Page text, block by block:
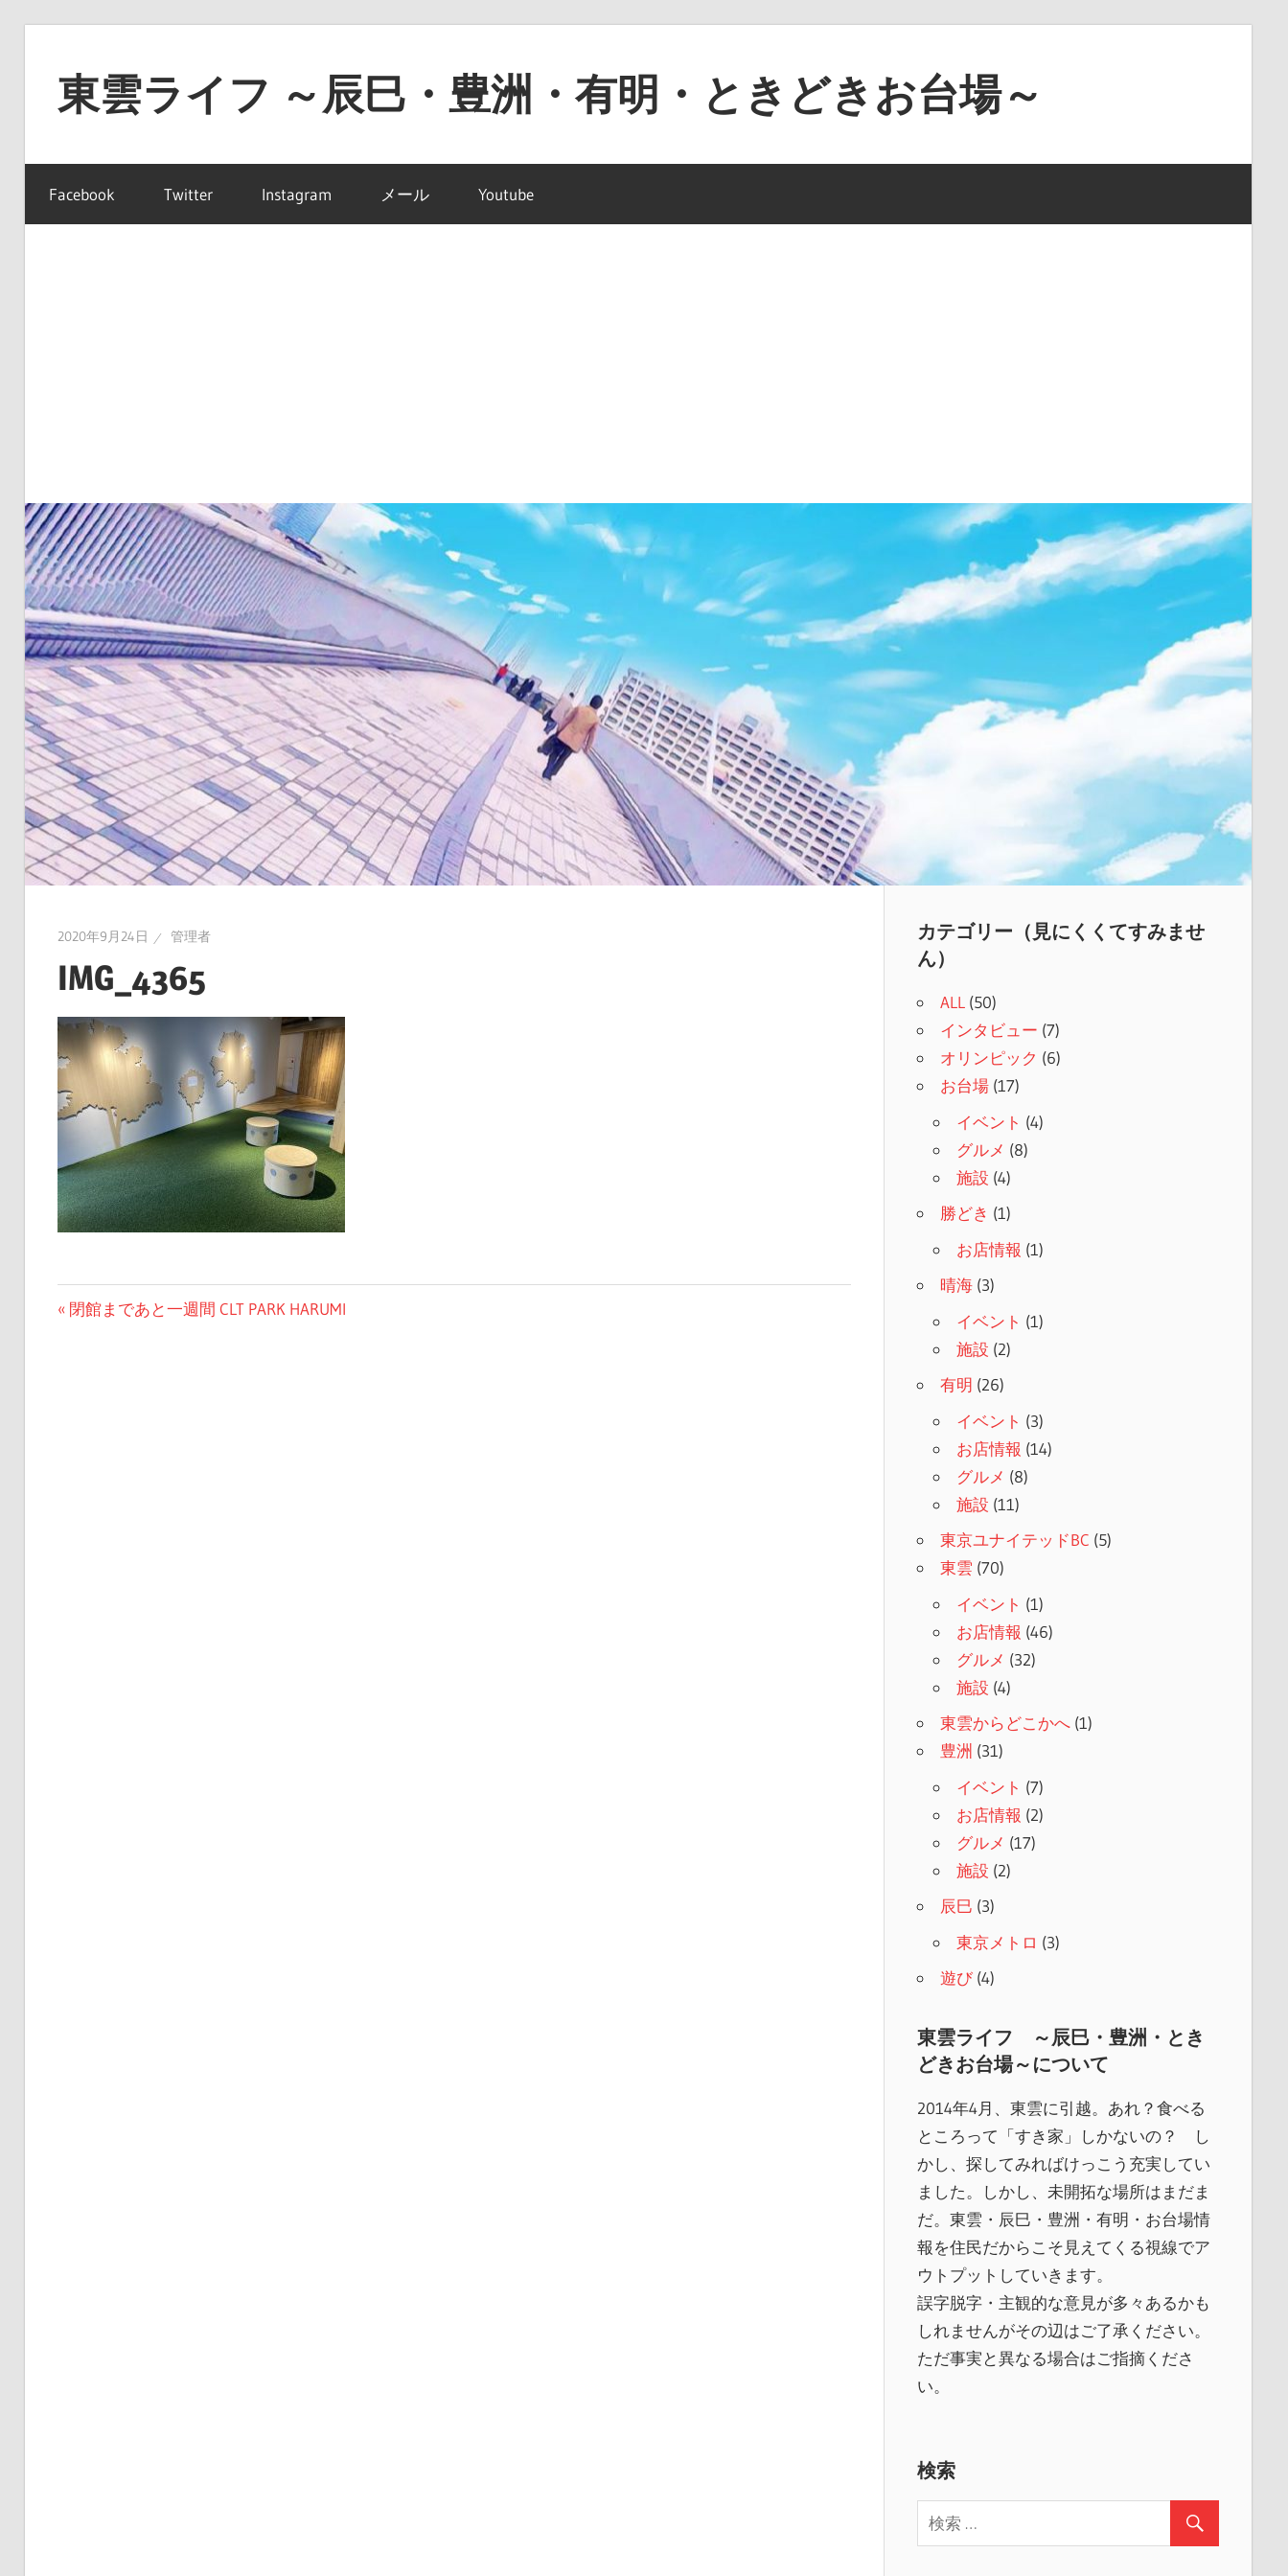
東雲ライフ ～辰巳・豊洲・有明・ときどきお台場～
雲
ラ
イ
き
ど
き
お
台
場
～
Facebook Twitter Instagram メール Youtube
2020年9月24日 管理者
IMG_4365
投
前
閉館まであと一週間 CLT PARK HARUMI
カテゴリー（見にくくてすみませ
ん）
ALL(50)
インタビュー (7)
オリンピック (6)
お台場(17)
イベント (4)
グルメ (8)
施設 (4)
勝どき (1)
お店情報 (1)
晴海(3)
イベント (1)
施設 (2)
有明 (26)
イベント (3)
お店情報 (14)
グルメ (8)
施設 (11)
東京ユナイテッドBC (5)
東雲 (70)
イベント (1)
お店情報 (46)
グルメ (32)
施設 (4)
東雲からどこかへ(1)
豊洲 (31)
イベント (7)
お店情報 (2)
グルメ (17)
施設 (2)
辰巳 (3)
東京メトロ (3)
遊び(4)
東雲ライフ ～辰巳・豊洲・とき
どきお台場～について
2014年4月、東雲に引越。あれ？食べる
ところって「すき家」しかないの？ し
かし、探してみればけっこう充実してい
ました。しかし、未開拓な場所はまだま
だ。東雲・辰巳・豊洲・有明・お台場情
報を住民だからこそ見えてくる視線でア
ウトプットしていきます。
誤字脱字・主観的な意見が多々あるかも
しれませんがその辺はご了承ください。
ただ事実と異なる場合はご指摘くださ
い。
検索